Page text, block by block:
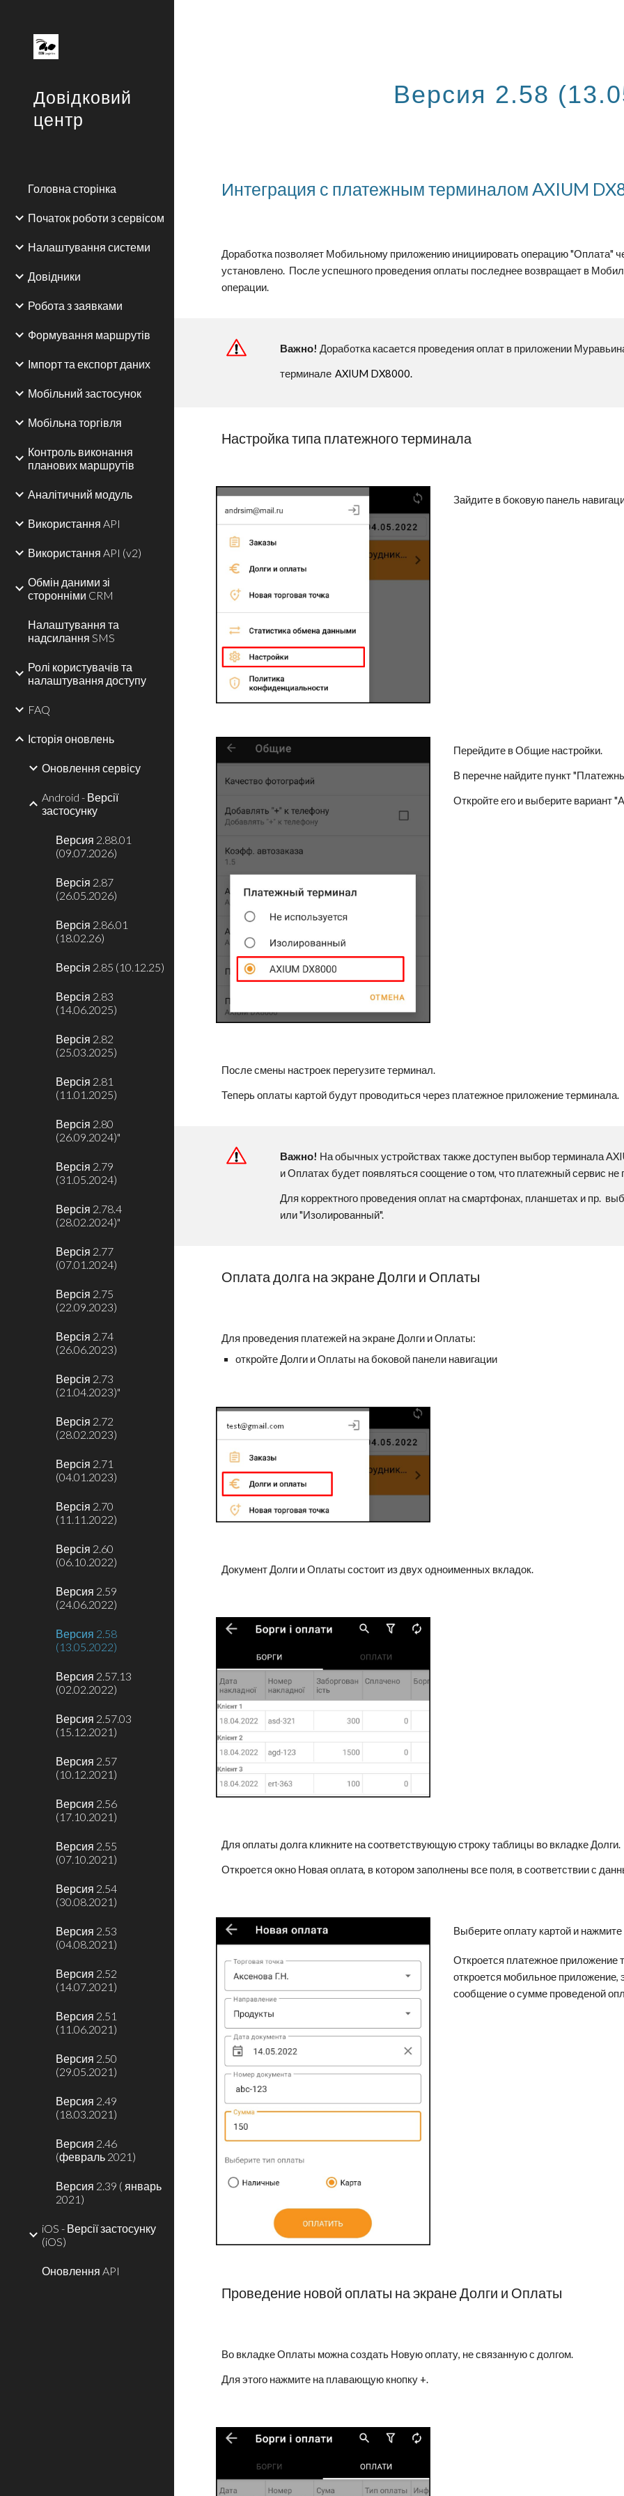
Довідковий
центр
Головна сторінка
Початок роботи з сервісом
Налаштування системи
Довідники
Робота з заявками
Формування маршрутів
Імпорт та експорт даних
Мобільний застосунок
Мобільна торгівля
Контроль виконання
планових маршрутів
Аналітичний модуль
Використання API
Використання API (v2)
Обмін даними зі
сторонніми CRM
Налаштування та
надсилання SMS
Ролі користувачів та
налаштування доступу
FAQ
Історія оновлень
Оновлення сервісу
Android - Версії
застосунку
Версия 2.88.01
(09.07.2026)
Версія 2.87
(26.05.2026)
Версія 2.86.01
(18.02.26)
Версія 2.85 (10.12.25)
Версія 2.83
(14.06.2025)
Версія 2.82
(25.03.2025)
Версія 2.81
(11.01.2025)
Версія 2.80
(26.09.2024)"
Версія 2.79
(31.05.2024)
Версія 2.78.4
(28.02.2024)"
Версія 2.77
(07.01.2024)
Версія 2.75
(22.09.2023)
Версія 2.74
(26.06.2023)
Версія 2.73
(21.04.2023)"
Версія 2.72
(28.02.2023)
Версія 2.71
(04.01.2023)
Версія 2.70
(11.11.2022)
Версія 2.60
(06.10.2022)
Версия 2.59
(24.06.2022)
Версия 2.58
(13.05.2022)
Версия 2.57.13
(02.02.2022)
Версия 2.57.03
(15.12.2021)
Версия 2.57
(10.12.2021)
Версия 2.56
(17.10.2021)
Версия 2.55
(07.10.2021)
Версия 2.54
(30.08.2021)
Версия 2.53
(04.08.2021)
Версия 2.52
(14.07.2021)
Версия 2.51
(11.06.2021)
Версия 2.50
(29.05.2021)
Версия 2.49
(18.03.2021)
Версия 2.46
(февраль 2021)
Версия 2.39 ( январь
2021)
iOS - Версії застосунку
(iOS)
Оновлення API
Версия 2.58 (13.
Интеграция с платежным терминалом AXIUM
Доработка позволяет Мобильному приложению инициировать операцию "Оплата"
установлено. После успешного проведения оплаты последнее возвращает в
операции.
Важно! Доработка касается проведения оплат вприложении
терминале AXIUM DX8000.
Настройка типа платежного терминала
Зайдите в боковую панель
Перейдите в Общие настройки.
В перечне найдите пункт
Откройте его и выберите вариант
После смены настроек перегузите терминал.
Теперь оплаты картой будут проводиться через платежное приложение терминала.
Важно! На обычных устройствах также доступен выбор терминала
и Оплатах будет появляться соощение о том, что платежный сервис не
Для корректного проведения оплат на смартфонах, планшетах и пр.
или "Изолированный".
Оплата долга на экране Долги и Оплаты
Для проведения платежей на экране Долги и Оплаты:
откройте Долги и Оплаты на боковой панели навигации
Документ Долги и Оплаты состоит из двух одноименных вкладок.
Для оплаты долга кликните на соответствующую строку таблицы во вкладке Долги.
Откроется окно Новая оплата, в котором заполнены все поля, в соответствии с
Выберите оплату картой и
Откроется платежное приложение
откроется мобильное
сообщение о сумме проведеной
Проведение новой оплаты на экране Долги и Оплаты
Во вкладке Оплаты можна создать Новую оплату, не связанную с долгом.
Для этого нажмите на плавающую кнопку +.